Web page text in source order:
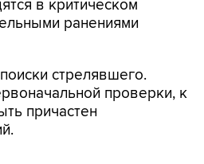
стрелявшего.
причастен